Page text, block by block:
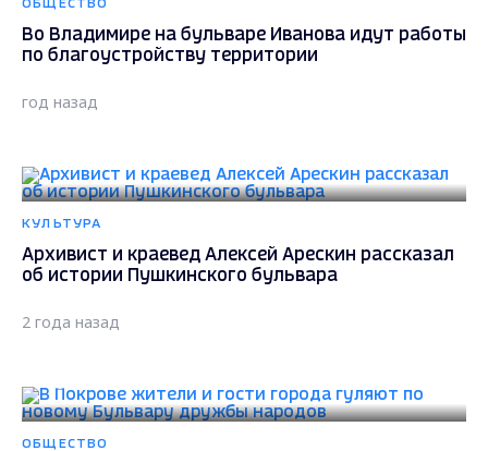
ОБЩЕСТВО
Во Владимире на бульваре Иванова идут работы
по благоустройству территории
год назад
КУЛЬТУРА
Архивист и краевед Алексей Арескин рассказал
об истории Пушкинского бульвара
2 года назад
ОБЩЕСТВО